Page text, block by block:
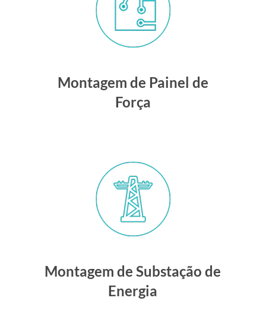
Montagem de Painel de
Força
Montagem de Substação de
Energia